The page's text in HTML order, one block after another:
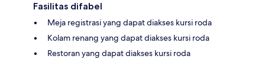
Fasilitas difabel
Meja registrasi yang dapat diakses kursi roda
Kolam renang yang dapat diakses kursi roda
Restoran yang dapat diakses kursi roda